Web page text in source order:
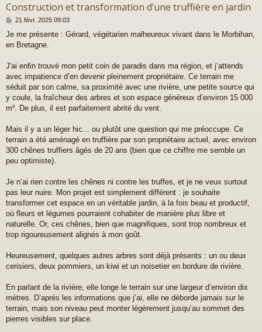
Construction et transformation d’une truffière en jardin
M
s
s
g
21 févr. 2025 09:03
Je me présente : Gérard, végétarien malheureux vivant dans le Morbihan,
en Bretagne.
J'ai enfin trouvé mon petit coin de paradis dans ma région, et j’attends
avec impatience d’en devenir pleinement propriétaire. Ce terrain me
séduit par son calme, sa proximité avec une rivière, une petite source qui
y coule, la fraîcheur des arbres et son espace généreux d’environ 15 000
m². De plus, il est parfaitement abrité du vent.
Mais il y a un léger hic... ou plutôt une question qui me préoccupe. Ce
terrain a été aménagé en truffière par son propriétaire actuel, avec environ
300 chênes truffiers âgés de 20 ans (bien que ce chiffre me semble un
peu optimiste).
Je n’ai rien contre les chênes ni contre les truffes, et je ne veux surtout
pas leur nuire. Mon projet est simplement différent : je souhaite
transformer cet espace en un véritable jardin, à la fois beau et productif,
où fleurs et légumes pourraient cohabiter de manière plus libre et
naturelle. Or, ces chênes, bien que magnifiques, sont trop nombreux et
trop rigoureusement alignés à mon goût.
Heureusement, quelques autres arbres sont déjà présents : un ou deux
cerisiers, deux pommiers, un kiwi et un noisetier en bordure de rivière.
En parlant de la rivière, elle longe le terrain sur une largeur d’environ dix
mètres. D’après les informations que j’ai, elle ne déborde jamais sur le
terrain, mais son niveau peut monter légèrement jusqu’au sommet des
pierres visibles sur place.